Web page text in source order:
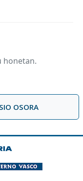
honetan.
OSORA